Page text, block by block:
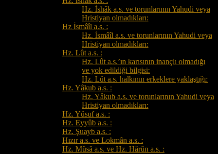
Hz. İshâk a.s. ve torunlarının Yahudi veya
Hristiyan olmadıkları:
Hz İsmâîl a.s. :
Hz. İsmâîl a.s. ve torunlarının Yahudi veya
Hristiyan olmadıkları:
Hz. Lût a.s. :
Hz. Lût a.s.’ın karısının inançlı olmadığı
ve yok edildiği bilgisi:
Hz. Lût a.s. halkının erkeklere yaklaştığı:
Hz. Yâkub a.s. :
Hz. Yâkub a.s. ve torunlarının Yahudi veya
Hristiyan olmadıkları:
Hz. Yûsuf a.s. :
Hz. Eyyûb a.s. :
Hz. Şuayb a.s. :
Hızır a.s. ve Lokmân a.s. :
Hz. Mûsâ a.s. ve Hz. Hârûn a.s. :